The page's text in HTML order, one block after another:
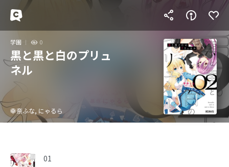
学園 0
黒と黒と白のプリュ
ネル
幸奈ふな, にゃるら
01